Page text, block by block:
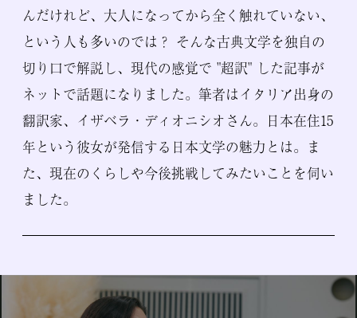
んだけれど、大人になってから全く触れていない、
という人も多いのでは？ そんな古典文学を独自の
切り口で解説し、現代の感覚で "超訳" した記事が
ネットで話題になりました。筆者はイタリア出身の
翻訳家、イザベラ・ディオニシオさん。日本在住15
年という彼女が発信する日本文学の魅力とは。ま
た、現在のくらしや今後挑戦してみたいことを伺い
ました。